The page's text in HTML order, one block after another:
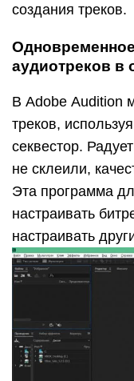
создания треков.
аудиотреков в
В Adobe Audition
треков,
секвестор.
не склеили,
Эта программа
настраивать
настраивать